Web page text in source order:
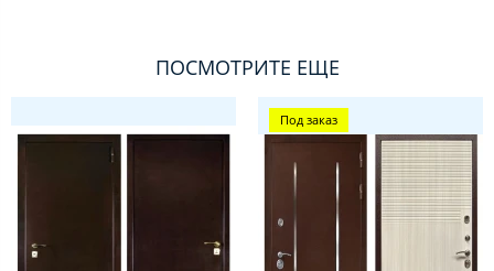
ПОСМОТРИТЕ ЕЩЕ
Под заказ